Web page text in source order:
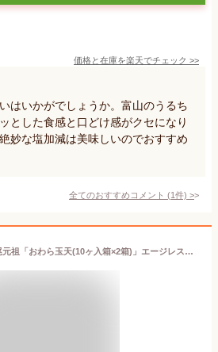
価格と在庫を楽天でチェック >>
はいかがでしょうか。富山のうるち
とした食感と口どけ感がクセになり
妙な塩加減は美味しいのでおすすめ
全てのおすすめコメント (1件) >
林盛堂本店:越中八尾元祖「おわら玉天(10ヶ入箱×2箱)」エージレス包装(夏季はクール冷蔵便)【送料無料ライン対象外】